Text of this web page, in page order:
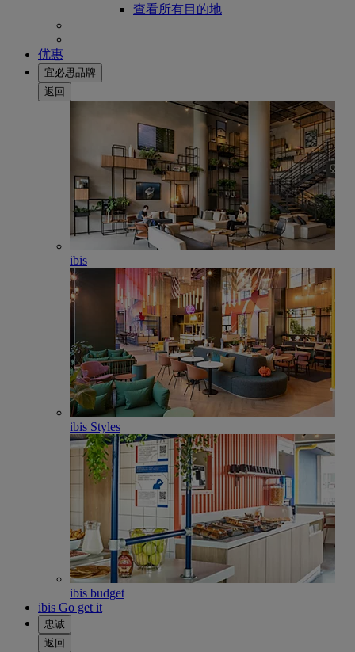
查看所有目的地
优惠
宜必思品牌
返回
ibis
ibis Styles
ibis budget
ibis Go get it
忠诚
返回